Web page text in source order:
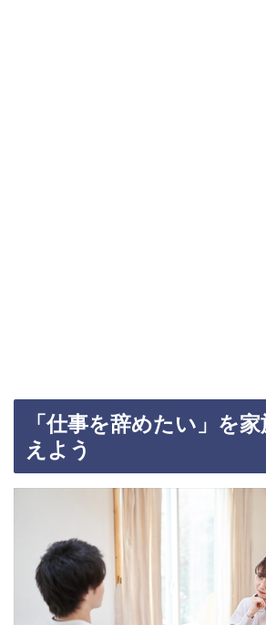
「仕事を辞めたい」を
えよう